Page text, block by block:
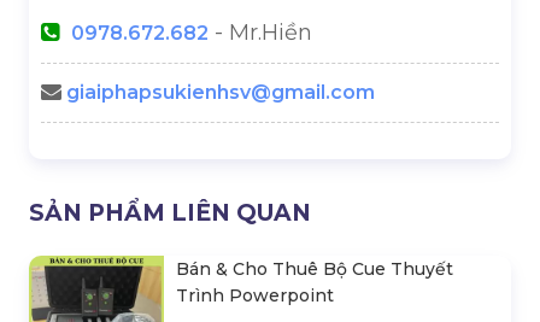
0978.672.682 - Mr.Hiền
giaiphapsukienhsv@gmail.com
SẢN PHẨM LIÊN QUAN
Bán & Cho Thuê Bộ Cue Thuyết
Trình Powerpoint